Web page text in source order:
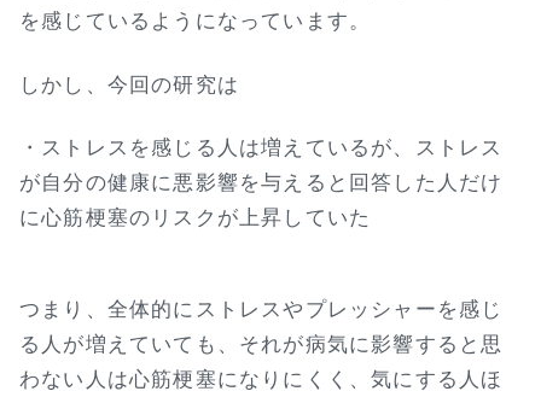
を感じているようになっています。
しかし、今回の研究は
・ストレスを感じる人は増えているが、ストレス
が自分の健康に悪影響を与えると回答した人だけ
に心筋梗塞のリスクが上昇していた
つまり、全体的にストレスやプレッシャーを感じ
る人が増えていても、それが病気に影響すると思
わない人は心筋梗塞になりにくく、気にする人ほ